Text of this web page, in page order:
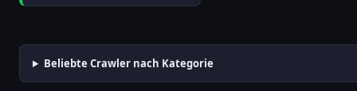
Beliebte Crawler nach Kategorie